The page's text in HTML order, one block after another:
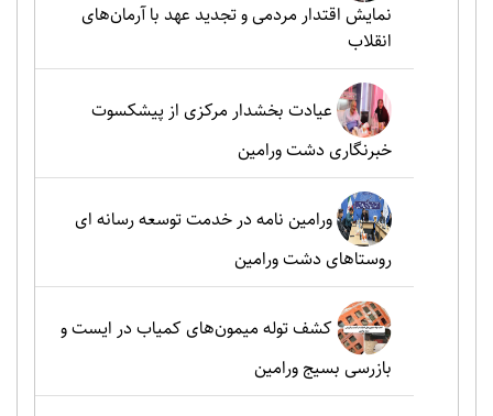
نمایش اقتدار مردمی و تجدید عهد با آرمان‌های
انقلاب
عیادت بخشدار مرکزی از پیشکسوت
خبرنگاری دشت ورامین
ورامین نامه در خدمت توسعه رسانه ای
روستاهای دشت ورامین
کشف توله میمون‌های کمیاب در ایست و
بازرسی بسیج ورامین